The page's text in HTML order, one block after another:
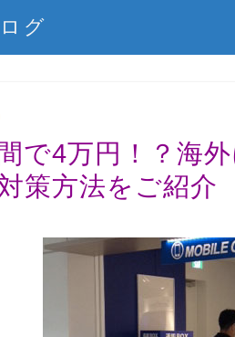
グ
で4万円！？海
策方法をご紹介